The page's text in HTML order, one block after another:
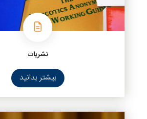
نشریات
بیشتر بدانید